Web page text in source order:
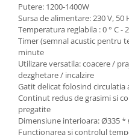
Putere: 1200-1400W
Sursa de alimentare: 230 V, 50
Temperatura reglabila : 0 ° C -
Timer (semnal acustic pentru
minute
Utilizare versatila: coacere /
dezghetare / incalzire
Gatit delicat folosind
Continut redus de grasimi si
pregatite
Dimensiune interioara: Ø335 *
Functionarea si controlul